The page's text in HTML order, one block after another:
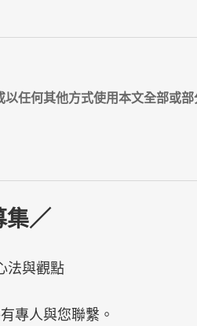
任何其他方式使用本文全部或部
／
法與觀點
專人與您聯繫。